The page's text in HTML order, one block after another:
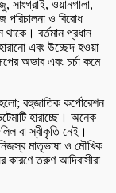
সাংগ্রাই, ওয়ানগালা,
ও বিরোধ
থাকে। বর্তমান প্রধান
এবং উচ্ছেদ হওয়া
অভাব এবং চর্চা কমে
বহুজাতিক কর্পোরেশন
হারাচ্ছে। অনেক
বা স্বীকৃতি নেই।
মাতৃভাষা ও মৌখিক
কারণে তরুণ আদিবাসীরা